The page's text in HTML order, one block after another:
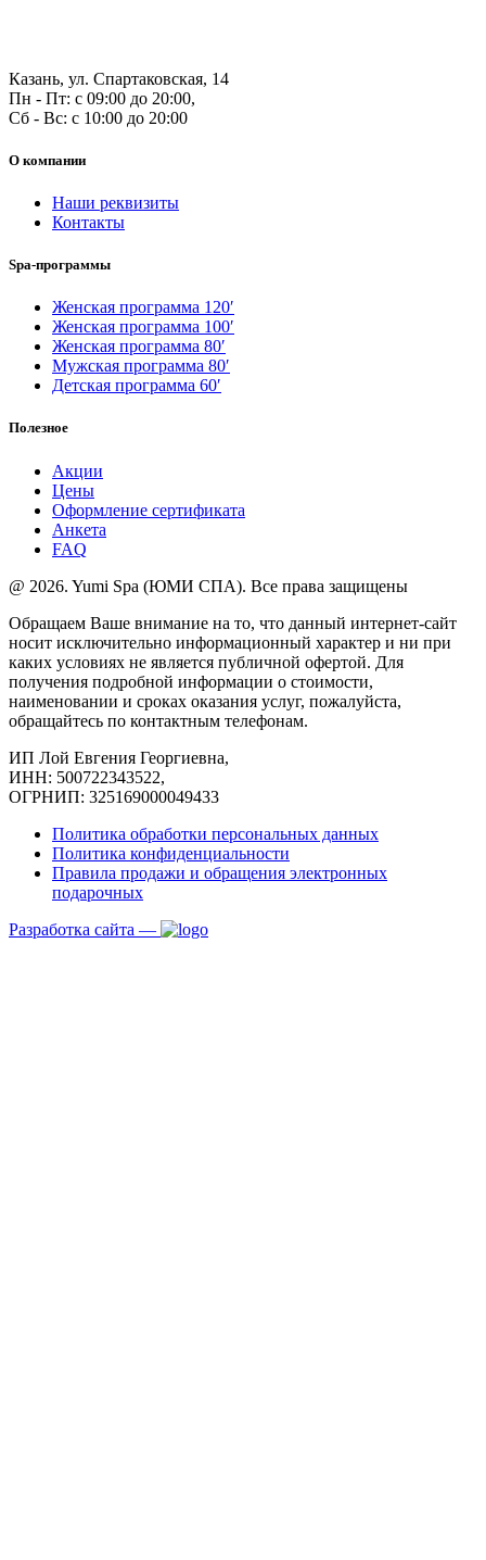
Казань, ул. Спартаковская, 14
Пн - Пт: с 09:00 до 20:00,
Сб - Вс: с 10:00 до 20:00
О компании
Наши реквизиты
Контакты
Spa-программы
Женская программа 120′
Женская программа 100′
Женская программа 80′
Мужская программа 80′
Детская программа 60′
Полезное
Акции
Цены
Оформление сертификата
Анкета
FAQ
@ 2026. Yumi Spa (ЮМИ СПА). Все права защищены
Обращаем Ваше внимание на то, что данный интернет-сайт
носит исключительно информационный характер и ни при
каких условиях не является публичной офертой. Для
получения подробной информации о стоимости,
наименовании и сроках оказания услуг, пожалуйста,
обращайтесь по контактным телефонам.
ИП Лой Евгения Георгиевна,
ИНН: 500722343522,
ОГРНИП: 325169000049433
Политика обработки персональных данных
Политика конфиденциальности
Правила продажи и обращения электронных
подарочных
Разработка сайта —